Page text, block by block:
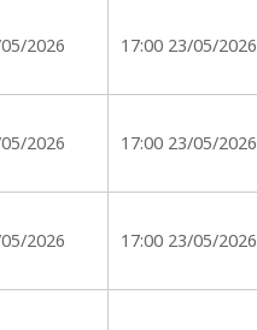
2026 17:00 23/05/2026
2026 17:00 23/05/2026
2026 17:00 23/05/2026